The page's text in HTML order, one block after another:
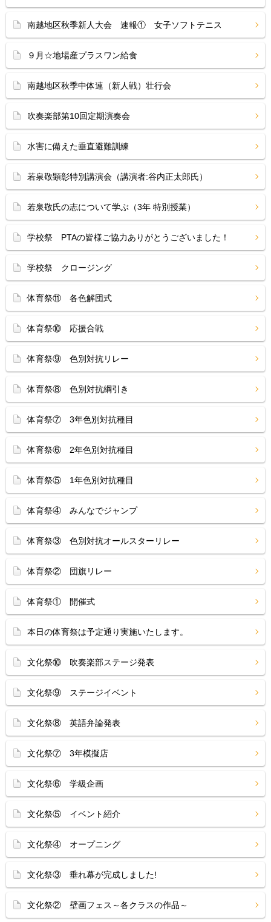
南越地区秋季新人大会 速報① 女子ソフトテニス
９月☆地場産プラスワン給食
南越地区秋季中体連（新人戦）壮行会
吹奏楽部第10回定期演奏会
水害に備えた垂直避難訓練
若泉敬顕彰特別講演会（講演者:谷内正太郎氏）
若泉敬氏の志について学ぶ（3年 特別授業）
学校祭 PTAの皆様ご協力ありがとうございました！
学校祭 クロージング
体育祭⑪ 各色解団式
体育祭⑩ 応援合戦
体育祭⑨ 色別対抗リレー
体育祭⑧ 色別対抗綱引き
体育祭⑦ 3年色別対抗種目
体育祭⑥ 2年色別対抗種目
体育祭⑤ 1年色別対抗種目
体育祭④ みんなでジャンプ
体育祭③ 色別対抗オールスターリレー
体育祭② 団旗リレー
体育祭① 開催式
本日の体育祭は予定通り実施いたします。
文化祭⑩ 吹奏楽部ステージ発表
文化祭⑨ ステージイベント
文化祭⑧ 英語弁論発表
文化祭⑦ 3年模擬店
文化祭⑥ 学級企画
文化祭⑤ イベント紹介
文化祭④ オープニング
文化祭③ 垂れ幕が完成しました!
文化祭② 壁画フェス～各クラスの作品～